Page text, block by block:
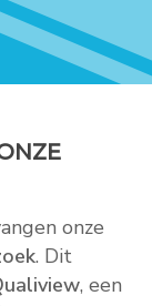
onze
. Dit
, een